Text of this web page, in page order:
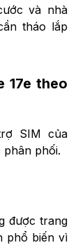
và nhà
tháo lắp
17e theo
SIM của
phối.
được trang
phổ biến vì